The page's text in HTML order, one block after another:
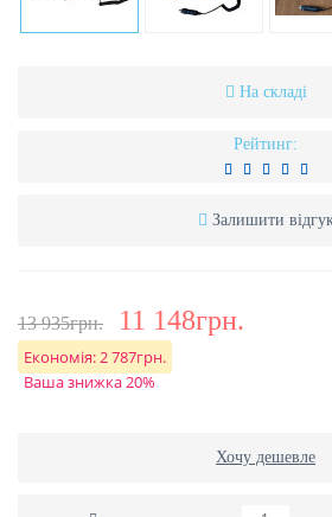
На складі
Рейтинг:
Залишити
13 935грн. 11 148грн.
Економія:2 787грн.
Ваша знижка 20%
Хочу дешевле